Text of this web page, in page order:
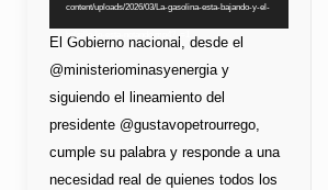
content/uploads/2026/03/La-gasolina-esta-bajando-y-el-
El Gobierno nacional, desde el
@ministeriominasyenergia y
siguiendo el lineamiento del
presidente @gustavopetrourrego,
cumple su palabra y responde a una
necesidad real de quienes todos los